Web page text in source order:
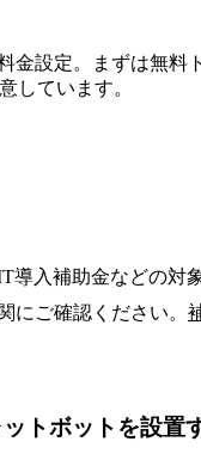
金設定。まずは無
しています。
入補助金などの対
にご確認ください。
トボットを設置